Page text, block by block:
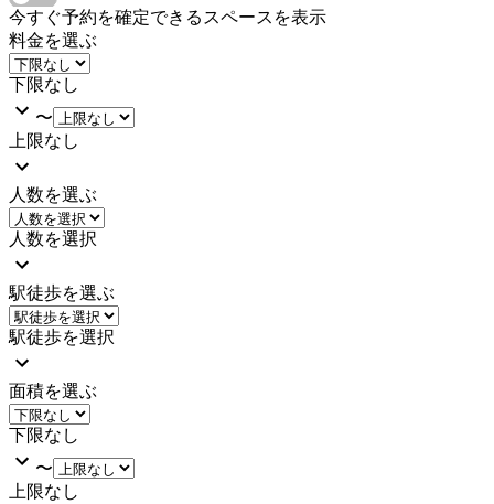
今すぐ予約を確定できるスペースを表示
料金を選ぶ
下限なし
〜
上限なし
人数を選ぶ
人数を選択
駅徒歩を選ぶ
駅徒歩を選択
面積を選ぶ
下限なし
〜
上限なし